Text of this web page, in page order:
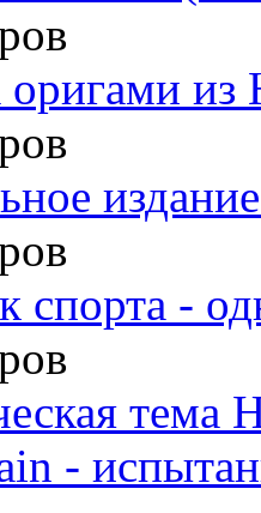
из
спорта -
тема
-